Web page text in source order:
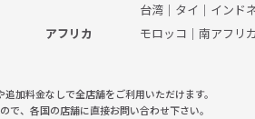
台湾｜ タイ ｜ インド
アフリカ
モロッコ ｜ 南アフリカ
追加料金なしで全店舗をご利用いただけます。
で、 各国の店舗に直接お問い合わせ下さい。